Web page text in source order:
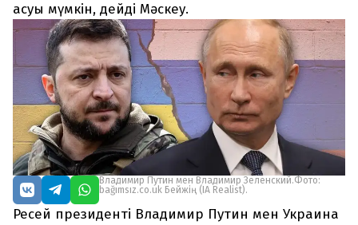
Редакциямен байланыс
+7 708 604 51 06
Жарнама бөлімі
+7 701 220 64 52
Пошта
zhasalash100@gmail.com
асуы мүмкін, дейді Мәскеу.
Владимир Путин мен Владимир Зеленский.Фото:
bağımsız.co.uk Бейжің (IA Realist).
Ресей президенті Владимир Путин мен Украина